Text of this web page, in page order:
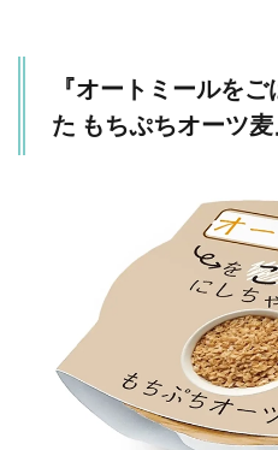
『オートミールを
た もちぷちオーツ